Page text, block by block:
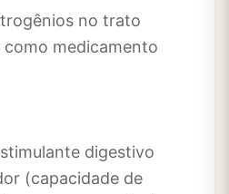
no trato
medicamento
digestivo
(capacidade de